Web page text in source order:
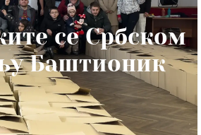
се Србском
Баштионик